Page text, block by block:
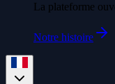
La plateforme
Notre histoire